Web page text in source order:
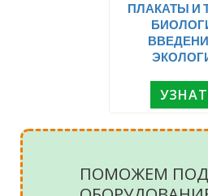
ПЛАКАТЫ И
ПОМОЖЕМ